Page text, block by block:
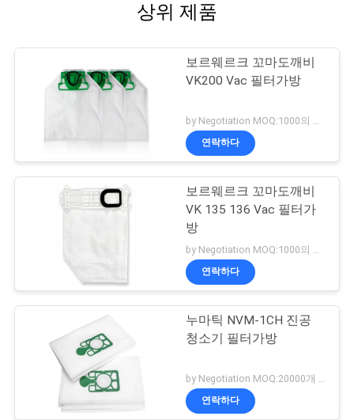
상위 제품
보르웨르크 꼬마도깨비
VK200 Vac 필터가방
by Negotiation MOQ:1000의 부대/부대
연락하다
보르웨르크 꼬마도깨비
VK 135 136 Vac 필터가
방
연락하다
누마틱 NVM-1CH 진공
청소기 필터가방
연락하다